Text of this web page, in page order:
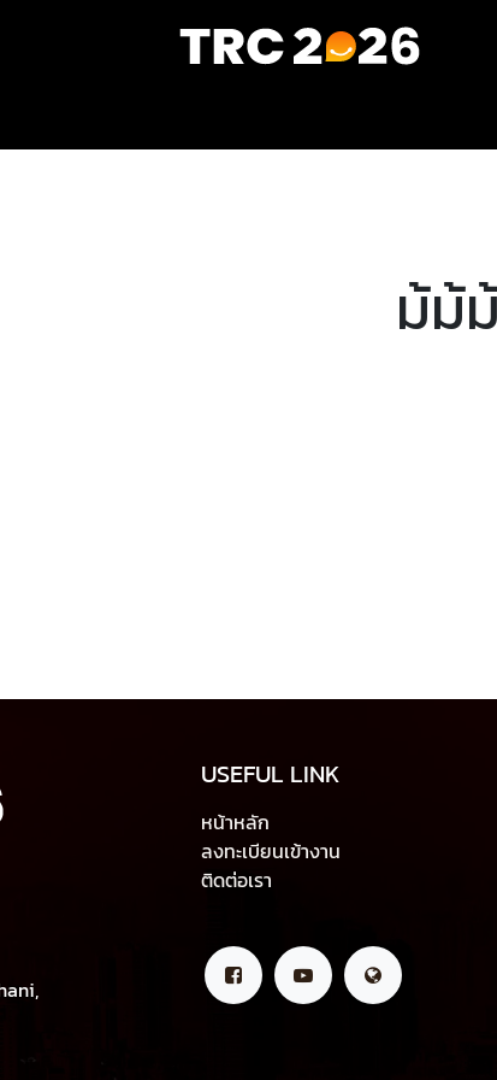
ม้ม้
USEFUL LINK
หน้าหลัก
ลงทะเบียนเข้างาน
ติดต่อเรา